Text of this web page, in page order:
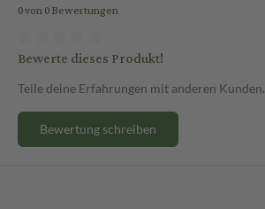
0 von 0 Bewertungen
Bewerte dieses Produkt!
Teile deine Erfahrungen mit anderen Kunden.
Bewertung schreiben